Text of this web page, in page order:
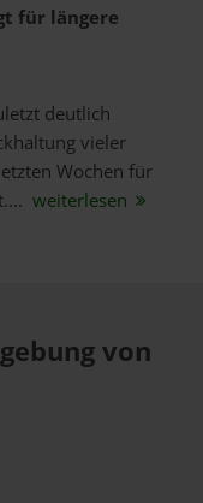
für längere
deutlich
vieler
Wochen für
weiterlesen
von